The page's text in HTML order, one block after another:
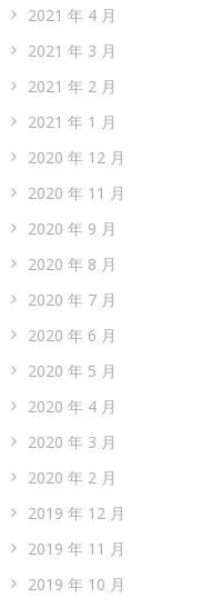
2021 年 4 月
2021 年 3 月
2021 年 2 月
2021 年 1 月
2020 年 12 月
2020 年 11 月
2020 年 9 月
2020 年 8 月
2020 年 7 月
2020 年 6 月
2020 年 5 月
2020 年 4 月
2020 年 3 月
2020 年 2 月
2019 年 12 月
2019 年 11 月
2019 年 10 月